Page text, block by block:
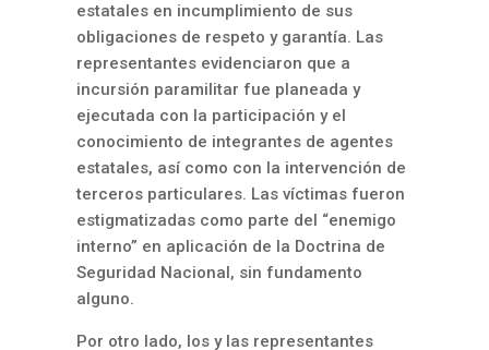
estatales en incumplimiento de sus
obligaciones de respeto y garantía. Las
representantes evidenciaron que a
incursión paramilitar fue planeada y
ejecutada con la participación y el
conocimiento de integrantes de agentes
estatales, así como con la intervención de
terceros particulares. Las víctimas fueron
estigmatizadas como parte del “enemigo
interno” en aplicación de la Doctrina de
Seguridad Nacional, sin fundamento
alguno.
Por otro lado, los y las representantes